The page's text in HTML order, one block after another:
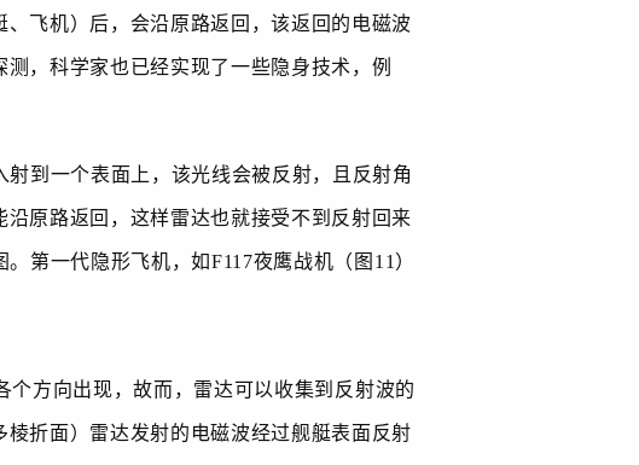
飞机）后，会沿原路返回，该返回的电磁波
，科学家也已经实现了一些隐身技术，例
到一个表面上，该光线会被反射，且反射角
原路返回，这样雷达也就接受不到反射回来
。第一代隐形飞机，如F117夜鹰战机（图 11 ）
方向出现，故而，雷达可以收集到反射波的
折面）雷达发射的电磁波经过舰艇表面反射